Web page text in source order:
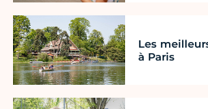
Les
à Paris